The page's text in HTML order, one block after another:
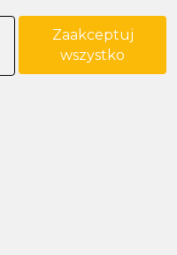
Zaakceptuj
wszystko